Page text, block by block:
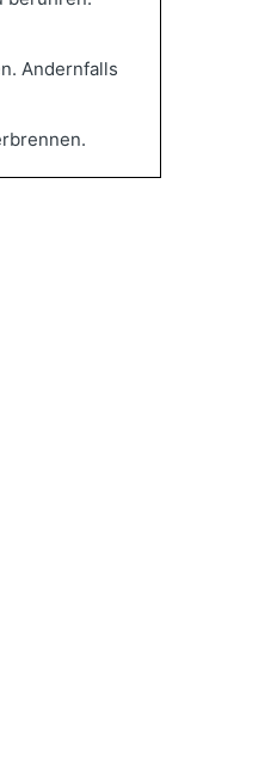
Andernfalls